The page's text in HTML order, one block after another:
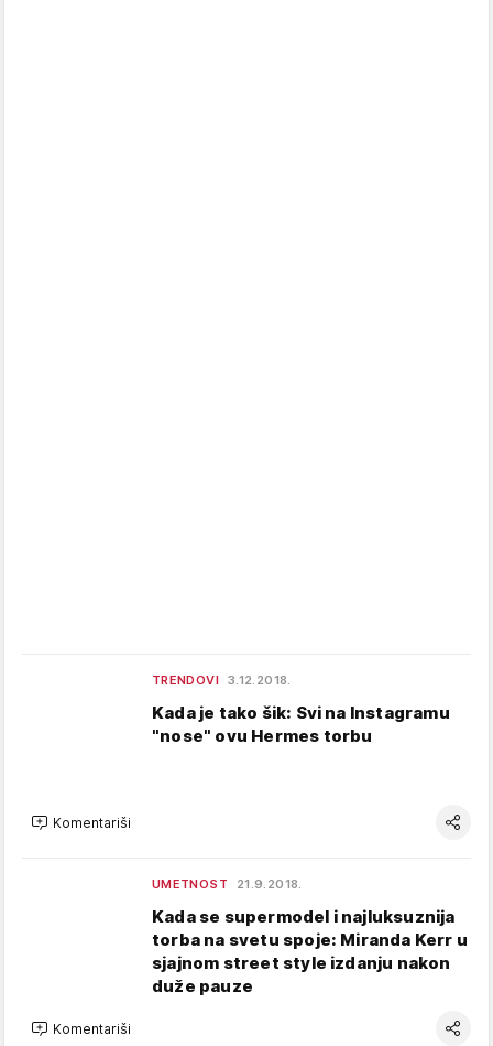
TRENDOVI 3.12.2018.
Kada je tako šik: Svi na Instagramu
"nose" ovu Hermes torbu
Komentariši
UMETNOST 21.9.2018.
Kada se supermodel i najluksuznija
torba na svetu spoje: Miranda Kerr u
sjajnom street style izdanju nakon
duže pauze
Komentariši